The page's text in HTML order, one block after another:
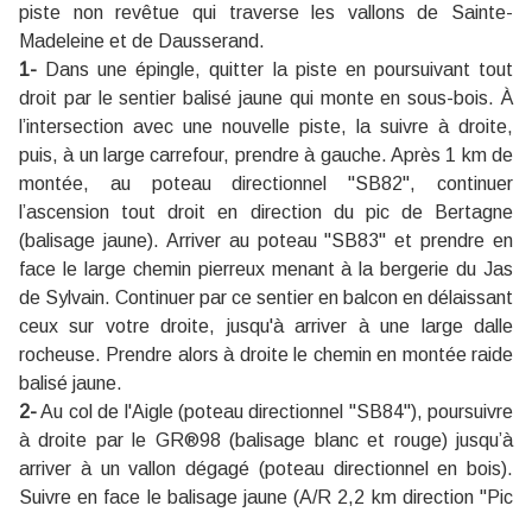
piste non revêtue qui traverse les vallons de Sainte-
Madeleine et de Dausserand.
1- Dans une épingle, quitter la piste en poursuivant tout
droit par le sentier balisé jaune qui monte en sous-bois. À
l’intersection avec une nouvelle piste, la suivre à droite,
puis, à un large carrefour, prendre à gauche. Après 1 km de
montée, au poteau directionnel "SB82", continuer
l’ascension tout droit en direction du pic de Bertagne
(balisage jaune). Arriver au poteau"SB83" et prendre en
face le large chemin pierreux menant à la bergerie du Jas
de Sylvain. Continuer par ce sentier en balcon en délaissant
ceux sur votre droite, jusqu'à arriver à une large dalle
rocheuse. Prendre alors à droite le chemin en montée raide
balisé jaune.
2-Au col de l'Aigle (poteau directionnel "SB84"), poursuivre
à droite par le GR®98 (balisage blanc et rouge) jusqu’à
arriver à un vallon dégagé (poteau directionnel en bois).
Suivre en face le balisage jaune (A/R 2,2 km direction "Pic